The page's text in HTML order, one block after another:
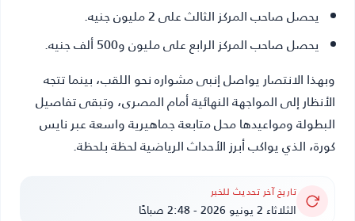
يحصل صاحب المركز الثالث على 2 مليون جنيه.
يحصل صاحب المركز الرابع على مليون و500 ألف جنيه.
وبهذا الانتصار يواصل إنبى مشواره نحو اللقب، بينما تتجه
الأنظار إلى المواجهة النهائية أمام المصرى، وتبقى تفاصيل
البطولة ومواعيدها محل متابعة جماهيرية واسعة عبر نايس
كورة، الذي يواكب أبرز الأحداث الرياضية لحظة بلحظة.
تاريخ آخر تحديث للخبر
الثلاثاء 2 يونيو 2026 - 2:48 صباحًا